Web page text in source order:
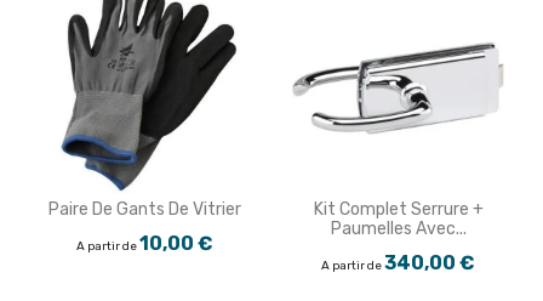
Paire De Gants De Vitrier
A partir de10,00 €
Kit Complet Serrure +
Paumelles Avec...
A partir de340,00 €